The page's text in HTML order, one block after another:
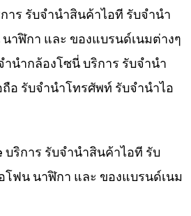
าร รับจำนำสินค้าไอที รับจำนำ
าฬิกา และ ของแบรนด์เนมต่างๆ
นำกล้องโซนี่ บริการ รับจำนำ
อ รับจำนำโทรศัพท์ รับจำนำไอ
บริการ รับจำนำสินค้าไอที รับ
โฟน นาฬิกา และ ของแบรนด์เนม